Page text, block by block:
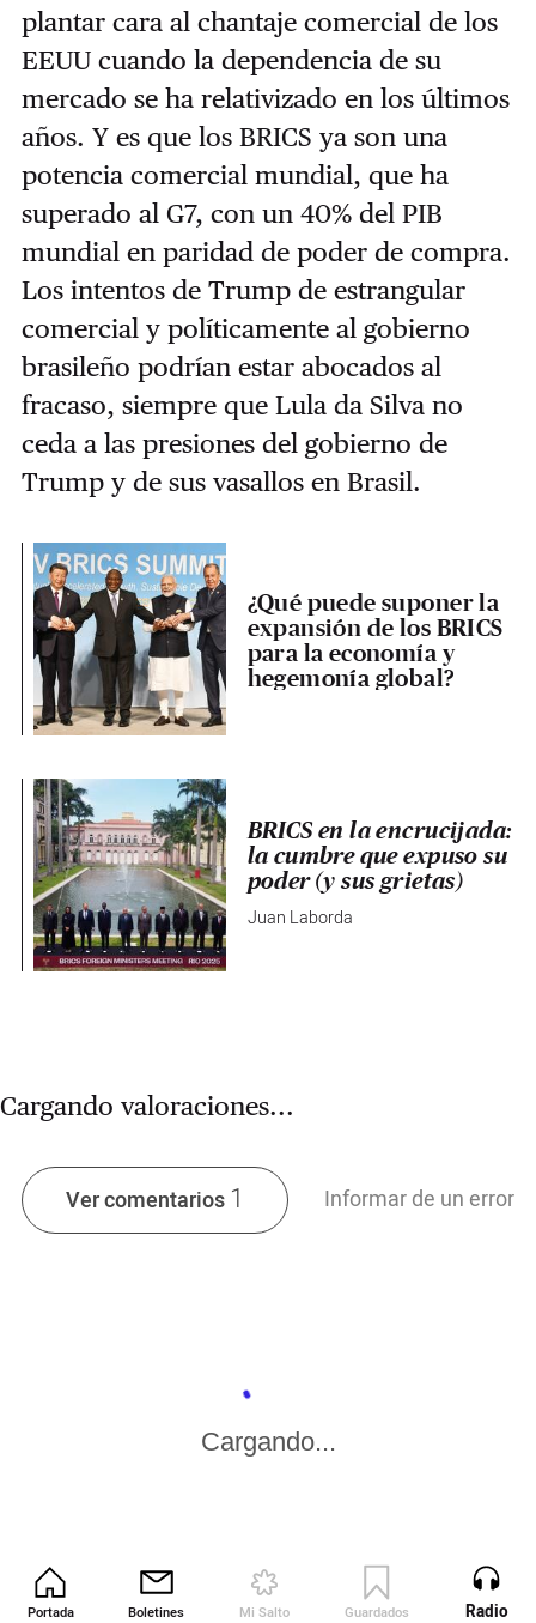
Portada Boletines Mi Salto Guardados Revista
plantar cara al chantaje comercial de los
EEUU cuando la dependencia de su
mercado se ha relativizado en los últimos
años. Y es que los BRICS ya son una
potencia comercial mundial, que ha
superado al G7, con un 40% del PIB
mundial en paridad de poder de compra.
Los intentos de Trump de estrangular
comercial y políticamente al gobierno
brasileño podrían estar abocados al
fracaso, siempre que Lula da Silva no
ceda a las presiones del gobierno de
Trump y de sus vasallos en Brasil.
¿Qué puede suponer la
expansión de los BRICS
para la economía y
hegemonía global?
BRICS en la encrucijada:
la cumbre que expuso su
poder (y sus grietas)
Juan Laborda
Cargando valoraciones...
Ver comentarios 1 Informar de un error
Cargando...
Radio